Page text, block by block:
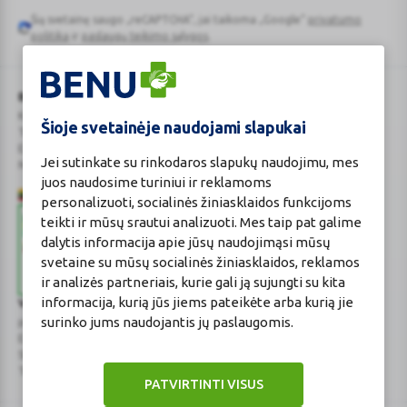
Šioje svetainėje naudojami slapukai
Jei sutinkate su rinkodaros slapukų naudojimu, mes
juos naudosime turiniui ir reklamoms
personalizuoti, socialinės žiniasklaidos funkcijoms
teikti ir mūsų srautui analizuoti. Mes taip pat galime
dalytis informacija apie jūsų naudojimąsi mūsų
svetaine su mūsų socialinės žiniasklaidos, reklamos
ir analizės partneriais, kurie gali ją sujungti su kita
informacija, kurią jūs jiems pateikėte arba kurią jie
surinko jums naudojantis jų paslaugomis.
PATVIRTINTI VISUS
Google
Šią svetainę saugo „reCAPTCHA“, jai taikoma „Google“ privatumo
politikair paslaugų teikimo sąlygos.
BENU Vaistinė Lietuva, UAB
Kauno r. sav., Karmėlavos sen., Ramučių k., Gamybos g. 4
Tel. +370 37 225 522
Maisto tvarkymo subjektų registro numeris: 190004257
Valstybinė vaistų kontrolės tarnyba
prie Lietuvos Respublikos sveikatos apsaugos ministerijos